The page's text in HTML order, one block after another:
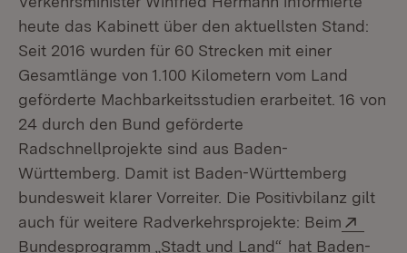
heute das Kabinett über den aktuellsten Stand:
Seit 2016 wurden für 60 Strecken mit einer
Gesamtlänge von 1.100 Kilometern vom Land
geförderte Machbarkeitsstudien erarbeitet. 16 von
24 durch den Bund geförderte
Radschnellprojekte sind aus Baden-
Württemberg. Damit ist Baden-Württemberg
bundesweit klarer Vorreiter. Die Positivbilanz gilt
auch für weitere Radverkehrsprojekte: Beim
Bundesprogramm „Stadt und Land“ (Öffnet in
hat Baden-